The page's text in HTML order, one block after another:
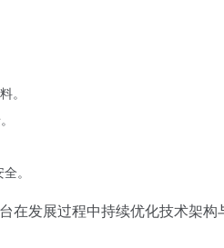
。
。
在发展过程中持续优化技术架